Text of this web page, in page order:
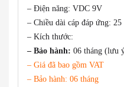
– Điện năng: VDC 9V
– Chiều dài cáp đáp ứng:
– Kích thước:
– Bảo hành: 06 tháng (lưu
– Giá đã bao gồm VAT
– Bảo hành: 06 tháng